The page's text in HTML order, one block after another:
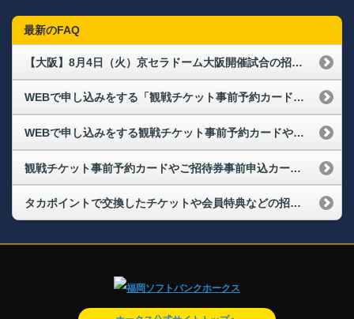
最新のFAQ
【大阪】8月4日（火）京セラドーム大阪開催試合の招待券、引換券は席リクサービスを利用できますか。
WEBで申し込みをする「観戦チケット事前予約カード」や「ご招待券事前申込カード」は、1枚で何枚申込ができますか。
WEBで申し込みをする観戦チケット事前予約カードやご招待券事前申込カードを同じものを複数持っているが、一緒に申し込みはできるか
観戦チケット事前予約カードやご招待券事前申込カードで申し込みをし、期限内に支払いや発券が出来なかった場合どうなりますか
タカポイントで交換したチケットや会員特典などの招待券（事前申込カード）、観戦チケット事前予約カードの購入状況や発券に必要な払込票番号がわからない